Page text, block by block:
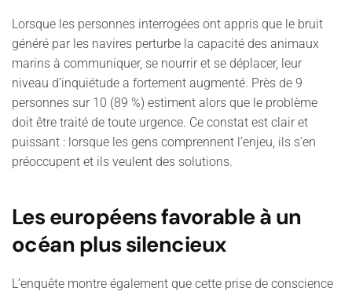
Lorsque les personnes interrogées ont appris que le bruit
généré par les navires perturbe la capacité des animaux
marins à communiquer, se nourrir et se déplacer, leur
niveau d’inquiétude a fortement augmenté. Près de 9
personnes sur 10 (89 %) estiment alors que le problème
doit être traité de toute urgence. Ce constat est clair et
puissant : lorsque les gens comprennent l’enjeu, ils s’en
préoccupent et ils veulent des solutions.
Les européens favorable à un
océan plus silencieux
L’enquête montre également que cette prise de conscience